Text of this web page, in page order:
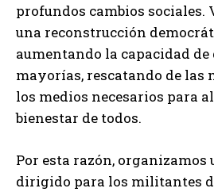
profundos cambios sociales.
una reconstrucción
aumentando la capacidad de
mayorías, rescatando de las
los medios necesarios para
bienestar de todos.
Por esta razón,
dirigido para los militantes